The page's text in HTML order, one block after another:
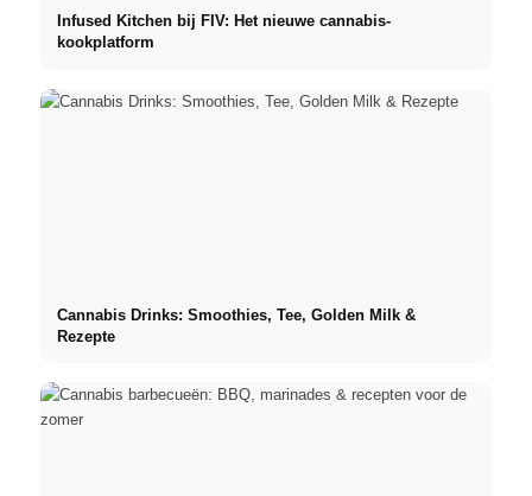
Infused Kitchen bij FIV: Het nieuwe cannabis-
kookplatform
Cannabis Drinks: Smoothies, Tee, Golden Milk &
Rezepte